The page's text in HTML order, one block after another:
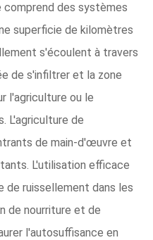
comprend des systèmes
superficie de kilomètres
s'écoulent à travers
de s'infiltrer et la zone
l'agriculture ou le
L'agriculture de
de main-d'œuvre et
L'utilisation efficace
ruissellement dans les
de nourriture et de
l'autosuffisance en